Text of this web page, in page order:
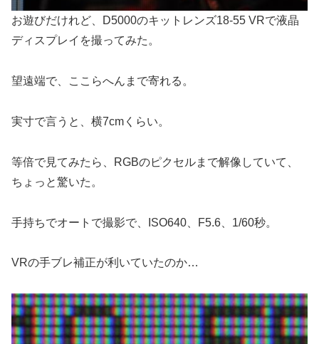
お遊びだけれど、D5000のキットレンズ18-55 VRで液晶
ディスプレイを撮ってみた。
望遠端で、ここらへんまで寄れる。
実寸で言うと、横7cmくらい。
等倍で見てみたら、RGBのピクセルまで解像していて、
ちょっと驚いた。
手持ちでオートで撮影で、ISO640、F5.6、1/60秒。
VRの手ブレ補正が利いていたのか…